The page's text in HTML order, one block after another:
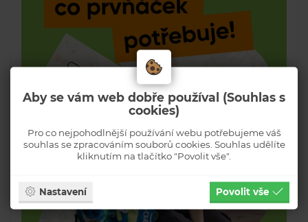
Aby se vám web dobře používal (Souhlas s
cookies)
Pro co nejpohodlnější používání webu potřebujeme váš
souhlas se zpracováním souborů cookies. Souhlas udělíte
kliknutím na tlačítko "Povolit vše".
Nastavení Povolit vše